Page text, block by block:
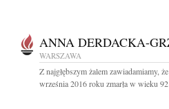
ANNA DERDACKA-
WARSZAWA
Z najgłębszym żalem zawiadamiamy,
września 2016 roku zmarła w wieku 92